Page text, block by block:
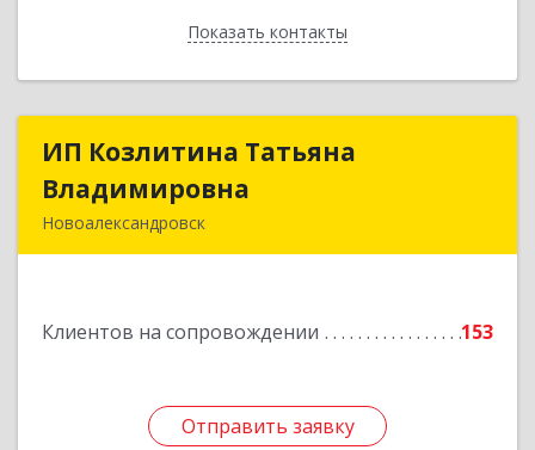
Показать контакты
Назад
ИП Козлитина Татьяна
Владимировна
Новоалександровск
Клиентов на сопровождении 153
Отправить заявку
ИП Козлитина Татьяна
Подробнее
Отправить заявку